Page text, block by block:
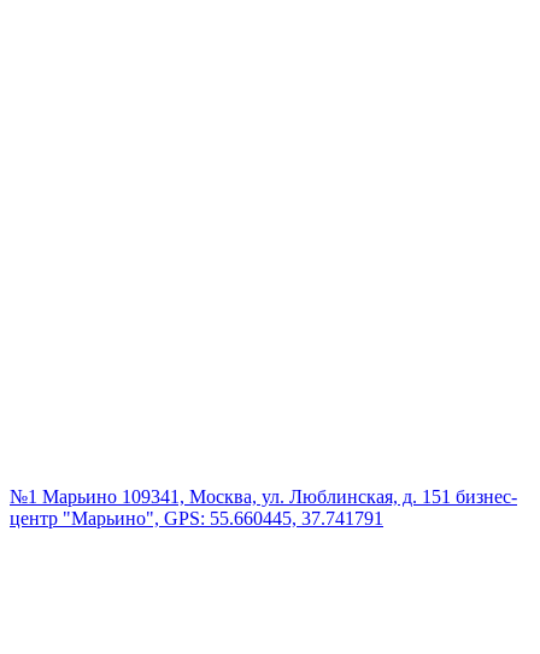
№1 Марьино 109341, Москва, ул. Люблинская, д. 151 бизнес-
центр "Марьино", GPS: 55.660445, 37.741791